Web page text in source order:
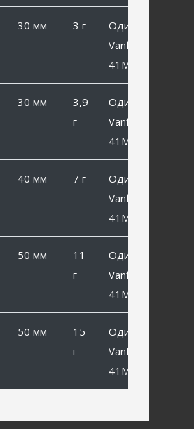
30 мм 3 г
Одинарный
Vanfook SP-
41MB #6
30 мм
3,9
г
Одинарный
Vanfook SP-
41MB #6
40 мм 7 г
Одинарный
Vanfook SP-
41MB #2
50 мм
11
г
Одинарный
Vanfook SP-
41MB #1/0
50 мм
15
г
Одинарный
Vanfook SP-
41MB #1/0